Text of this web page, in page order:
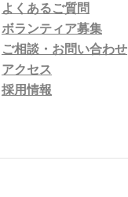
よくあるご質問
ボランティア募集
ご相談・お問い合わせ
アクセス
採用情報